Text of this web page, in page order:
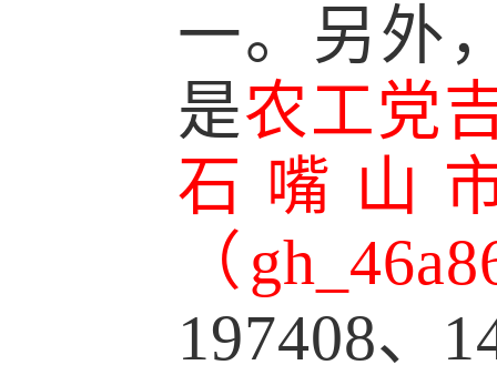
一。另外
是农工党
石嘴山
（
197408、